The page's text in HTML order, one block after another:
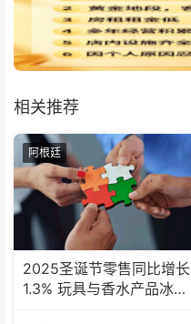
相关推荐
阿根廷
2025圣诞节零售同比增长
1.3% 玩具与香水产品冰火